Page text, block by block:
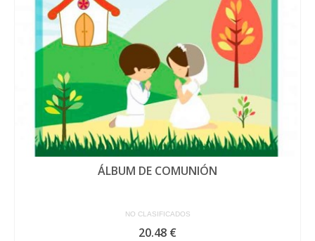
ÁLBUM DE COMUNIÓN
NO CLASIFICADOS
20.48 €